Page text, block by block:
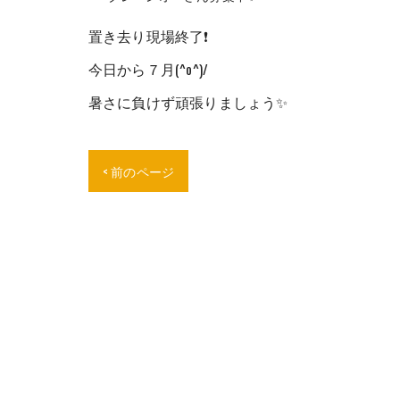
置き去り現場終了❗
今日から７月(^o^)/
暑さに負けず頑張りましょう✨
< 前のページ